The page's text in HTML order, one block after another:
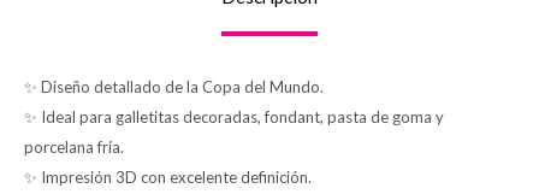
✨ Diseño detallado de la Copa del Mundo.
✨ Ideal para galletitas decoradas, fondant, pasta de goma y
porcelana fría.
✨ Impresión 3D con excelente definición.